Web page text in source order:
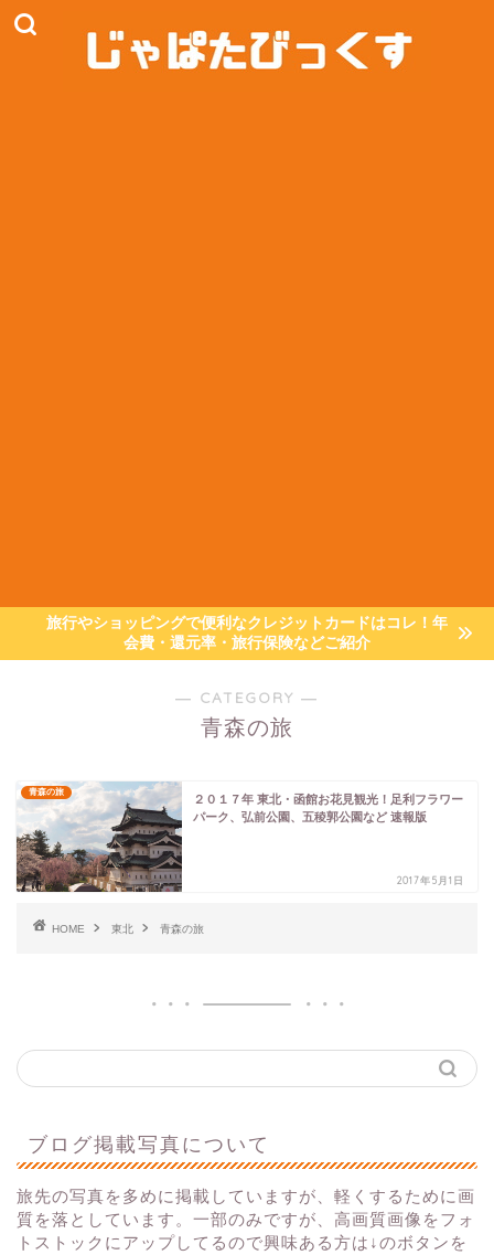
旅行やショッピングで便利なクレジットカードはコレ！年
会費・還元率・旅行保険などご紹介
― CATEGORY ―
青森の旅
青森の旅
２０１７年 東北・函館お花見観光！足利フラワー
パーク、弘前公園、五稜郭公園など 速報版
2017年5月1日
HOME 東北 青森の旅
ブログ掲載写真について
旅先の写真を多めに掲載していますが、軽くするために画
質を落としています。一部のみですが、高画質画像をフォ
トストックにアップしてるので興味ある方は↓のボタンを